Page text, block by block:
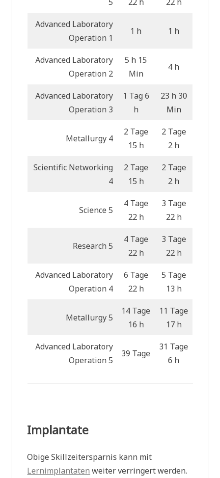
Advanced Laboratory
Operation 1
1 h 1 h
Advanced Laboratory
Operation 2
5 h 15
Min
4 h
Advanced Laboratory
Operation 3
1 Tag 6
h
23 h 30
Min
Metallurgy 4
2 Tage
15 h
2 Tage
2 h
Scientific Networking
4
2 Tage
15 h
2 Tage
2 h
Science 5
4 Tage
22 h
3 Tage
22 h
Research 5
4 Tage
22 h
3 Tage
22 h
Advanced Laboratory
Operation 4
6 Tage
22 h
5 Tage
13 h
Metallurgy 5
14 Tage
16 h
11 Tage
17 h
Advanced Laboratory
Operation 5
39 Tage
31 Tage
6 h
Implantate
Obige Skillzeitersparnis kann mit
Lernimplantaten weiter verringert werden.